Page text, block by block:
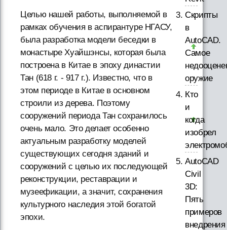
Целью нашей работы, выполняемой в
рамках обучения в аспирантуре НГАСУ,
была разработка модели беседки в
монастыре Хуайшэнсы, которая была
построена в Китае в эпоху династии
Тан (618 г. - 917 г.). Известно, что в
этом периоде в Китае в основном
строили из дерева. Поэтому
сооружений периода Тан сохранилось
очень мало. Это делает особенно
актуальным разработку моделей
существующих сегодня зданий и
сооружений с целью их последующей
реконструкции, реставрации и
музеефикации, а значит, сохранения
культурного наследия этой богатой
эпохи.
Скрипты
в
AutoCAD.
Самое
оружие
Кто
и
когда
изобрел
AutoCAD
Civil
3D:
Пять
примеров
внедрения